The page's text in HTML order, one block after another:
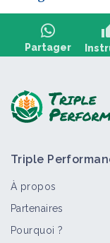
Partager
Triple
À propos
Partenaires
Pourquoi ?